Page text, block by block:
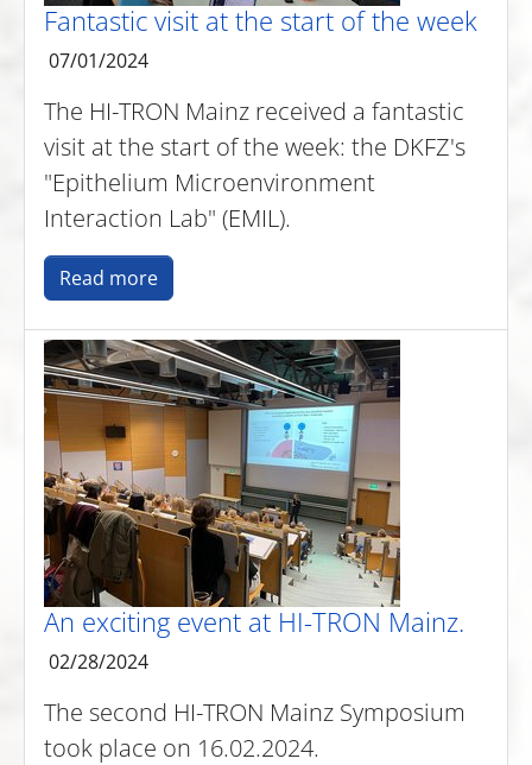
Fantastic visit at the start of the week
07/01/2024
The HI-TRON Mainz received a fantastic
visit at the start of the week: the DKFZ's
"Epithelium Microenvironment
Interaction Lab" (EMIL).
Read more
An exciting event at HI-TRON Mainz.
02/28/2024
The second HI-TRON Mainz Symposium
took place on 16.02.2024.